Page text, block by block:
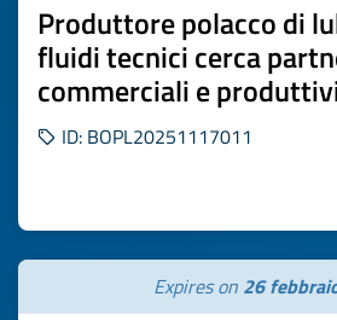
Produttore polacco di
fluidi tecnici cerca
commerciali e
ID: BOPL20251117011
Expires on 26